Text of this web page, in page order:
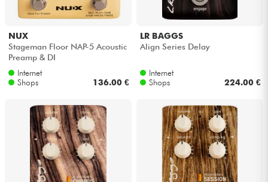
NUX
Stageman Floor NAP-5 Acoustic
Preamp & DI
Internet
Shops
136.00 €
LR BAGGS
Align Series Delay
Internet
Shops
224.00 €